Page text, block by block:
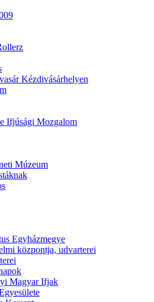
Kézdivásárhelyen
Ifjúsági Mozgalom
Múzeum
Egyházmegye
központja, udvarterei
Magyar Ifjak